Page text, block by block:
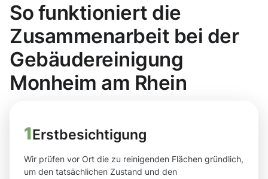
So funktioniert die
Zusammenarbeit bei der
Gebäudereinigung
Monheim am Rhein
1Erstbesichtigung
Wir prüfen vor Ort die zu reinigenden Flächen gründlich,
um den tatsächlichen Zustand und den